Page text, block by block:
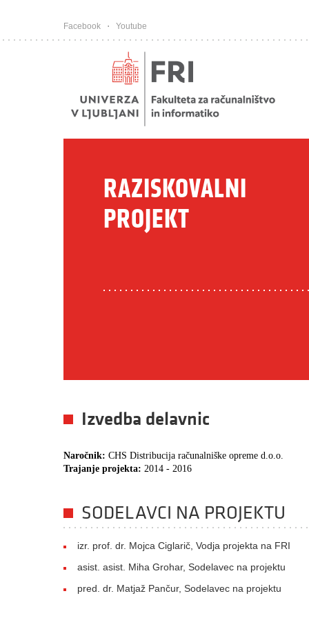
Facebook Youtube
RAZISKOVALNI
PROJEKT
Izvedba delavnic
Naročnik: CHS Distribucija računalniške opreme d.o.o.
Trajanje projekta: 2014 - 2016
SODELAVCI NA PROJEKTU
izr. prof. dr. Mojca Ciglarič, Vodja projekta na FRI
asist. asist. Miha Grohar, Sodelavec na projektu
pred. dr. Matjaž Pančur, Sodelavec na projektu